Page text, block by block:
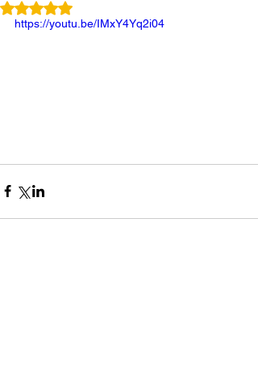
5つ星のうちNaNと評価されています。
https://youtu.be/IMxY4Yq2i04